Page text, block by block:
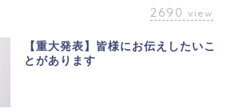
2690 view
【重大発表】皆様にお伝えしたいこ
とがあります